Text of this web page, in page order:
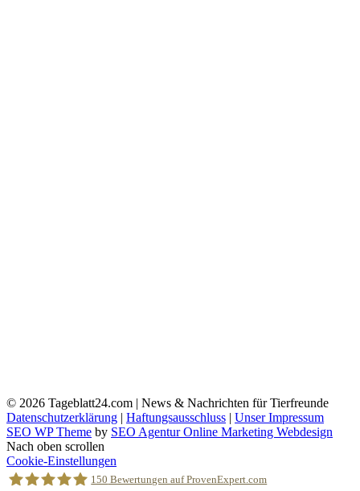
© 2026 Tageblatt24.com | News & Nachrichten für Tierfreunde
Datenschutzerklärung | Haftungsausschluss | Unser Impressum
SEO WP Theme by SEO Agentur Online Marketing Webdesign
Nach oben scrollen
Cookie-Einstellungen
150 Bewertungen auf ProvenExpert.com